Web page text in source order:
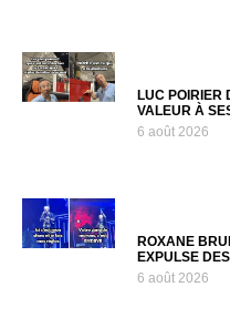
LUC POIRIER
VALEUR À
6 août 2026
ROXANE
EXPULSE
6 août 2026